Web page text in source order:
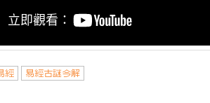
經 易經古謎今解